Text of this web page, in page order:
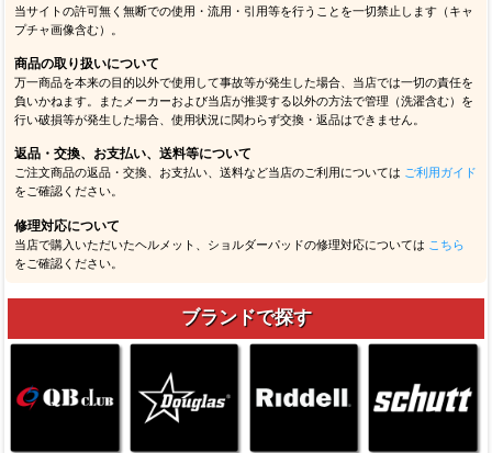
当サイトの許可無く無断での使用・流用・引用等を行うことを一切禁止します（キャ
プチャ画像含む）。
商品の取り扱いについて
万一商品を本来の目的以外で使用して事故等が発生した場合、当店では一切の責任を
負いかねます。またメーカーおよび当店が推奨する以外の方法で管理（洗濯含む）を
行い破損等が発生した場合、使用状況に関わらず交換・返品はできません。
返品・交換、お支払い、送料等について
ご注文商品の返品・交換、お支払い、送料など当店のご利用については ご利用ガイド
をご確認ください。
修理対応について
当店で購入いただいたヘルメット、ショルダーパッドの修理対応については こちら
をご確認ください。
ブランドで探す